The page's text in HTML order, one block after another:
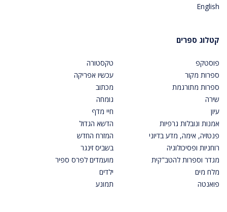
English
קטלוג ספרים
פוסטקפ
ספרות מקור
ספרות מתורגמת
שירה
עיון
אמנות ונובלות גרפיות
פנטזיה, אימה, מדע בדיוני
רוחניות ופסיכולוגיה
מגדר וספרות להטב"קית
מלח מים
פואנטה
טקסטורה
עכשיו אפריקה
מכתוב
גומחה
חיי מדף
הדשא הגדול
המזרח החדש
בשביס זינגר
מועמדים לפרס ספיר
ילדים
תמונע